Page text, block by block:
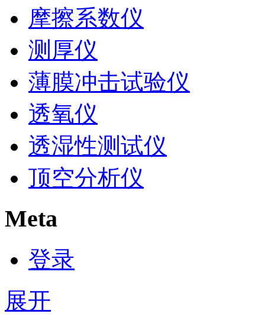
摩擦系数仪
测厚仪
薄膜冲击试验仪
透氧仪
透湿性测试仪
顶空分析仪
Meta
登录
展开